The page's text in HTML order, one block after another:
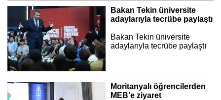
Bakan Tekin üniversite
adaylarıyla tecrübe paylaştı
Bakan Tekin üniversite
adaylarıyla tecrübe paylaştı
Moritanyalı öğrencilerden
MEB'e ziyaret